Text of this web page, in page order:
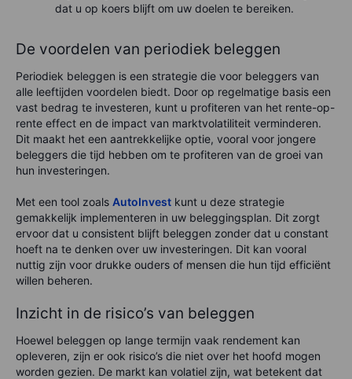
dat u op koers blijft om uw doelen te bereiken.
De voordelen van periodiek beleggen
Periodiek beleggen is een strategie die voor beleggers van
alle leeftijden voordelen biedt. Door op regelmatige basis een
vast bedrag te investeren, kunt u profiteren van het rente-op-
rente effect en de impact van marktvolatiliteit verminderen.
Dit maakt het een aantrekkelijke optie, vooral voor jongere
beleggers die tijd hebben om te profiteren van de groei van
hun investeringen.
Met een tool zoals AutoInvest kunt u deze strategie
gemakkelijk implementeren in uw beleggingsplan. Dit zorgt
ervoor dat u consistent blijft beleggen zonder dat u constant
hoeft na te denken over uw investeringen. Dit kan vooral
nuttig zijn voor drukke ouders of mensen die hun tijd efficiënt
willen beheren.
Inzicht in de risico’s van beleggen
Hoewel beleggen op lange termijn vaak rendement kan
opleveren, zijn er ook risico’s die niet over het hoofd mogen
worden gezien. De markt kan volatiel zijn, wat betekent dat